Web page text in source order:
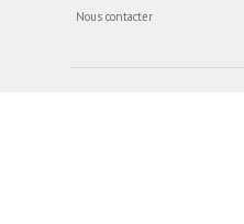
Nous contacter